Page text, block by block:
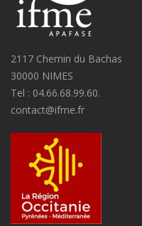
2117 Chemin du Bachas
30000 NIMES
Tel : 04.66.68.99.60.
contact@ifme.fr